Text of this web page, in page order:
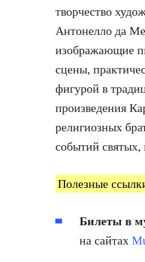
творчество
Антонелло да
изображающие
сцены,
фигурой в
произведения
религиозных
событий святых,
Полезные
Билеты в
на сайтах